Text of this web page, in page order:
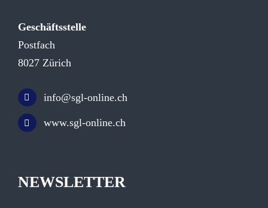
Geschäftsstelle
Postfach
8027 Zürich
info@sgl-online.ch
www.sgl-online.ch
NEWSLETTER